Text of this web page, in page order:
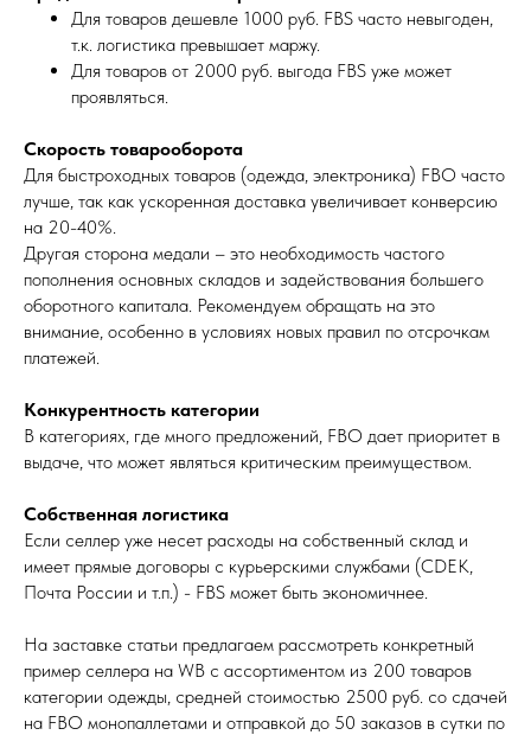
Для товаров дешевле 1000 руб. FBS часто невыгоден,
т.к. логистика превышает маржу.
Для товаров от 2000 руб. выгода FBS уже может
проявляться.
Скорость товарооборота
Для быстроходных товаров (одежда, электроника) FBO часто
лучше, так как ускоренная доставка увеличивает конверсию
на 20-40%.
Другая сторона медали – это необходимость частого
пополнения основных складов и задействования большего
оборотного капитала. Рекомендуем обращать на это
внимание, особенно в условиях новых правил по отсрочкам
платежей.
Конкурентность категории
В категориях, где много предложений, FBO дает приоритет в
выдаче, что может являться критическим преимуществом.
Собственная логистика
Если селлер уже несет расходы на собственный склад и
имеет прямые договоры с курьерскими службами (CDEK,
Почта России и т.п.) - FBS может быть экономичнее.
На заставке статьи предлагаем рассмотреть конкретный
пример селлера на WB с ассортиментом из 200 товаров
категории одежды, средней стоимостью 2500 руб. со сдачей
на FBO монопаллетами и отправкой до 50 заказов в сутки по